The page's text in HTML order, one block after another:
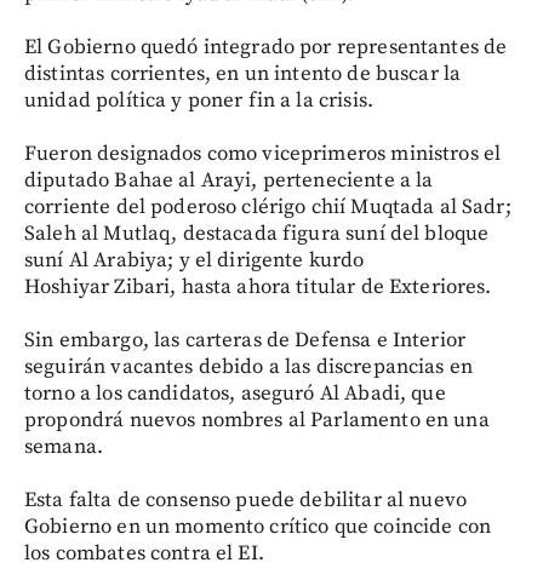
El Gobierno quedó integrado por representantes de
distintas corrientes, en un intento de buscar la
unidad política y poner fin a la crisis.
Fueron designados como viceprimeros ministros el
diputado Bahae al Arayi, perteneciente a la
corriente del poderoso clérigo chií Muqtada al Sadr;
Saleh al Mutlaq, destacada figura suní del bloque
suní Al Arabiya; y el dirigente kurdo
Hoshiyar Zibari, hasta ahora titular de Exteriores.
Sin embargo, las carteras de Defensa e Interior
seguirán vacantes debido a las discrepancias en
torno a los candidatos, aseguró Al Abadi, que
propondrá nuevos nombres al Parlamento en una
semana.
Esta falta de consenso puede debilitar al nuevo
Gobierno en un momento crítico que coincide con
los combates contra el EI.